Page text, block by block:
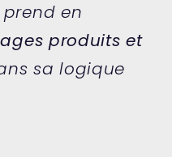
en
produits et
sa logique